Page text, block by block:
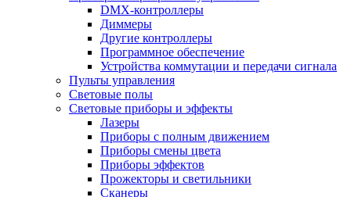
DMX-контроллеры
Диммеры
Другие контроллеры
Программное обеспечение
Устройства коммутации и передачи сигнала
Пульты управления
Световые полы
Световые приборы и эффекты
Лазеры
Приборы с полным движением
Приборы смены цвета
Приборы эффектов
Прожекторы и светильники
Сканеры